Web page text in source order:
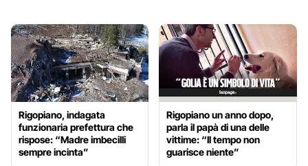
Rigopiano, indagata
funzionaria prefettura che
rispose: “Madre imbecilli
sempre incinta”
Rigopiano un anno dopo,
parla il papà di una delle
vittime: “Il tempo non
guarisce niente”